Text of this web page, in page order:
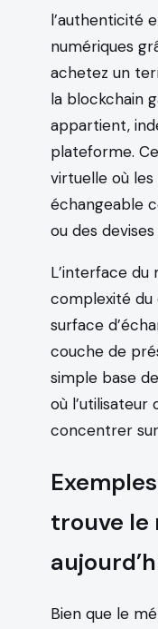
l’authenticité
numériques
achetez un
la blockchain
appartient,
plateforme.
virtuelle où
échangeable
ou des
L’interface
complexité
surface
couche de
simple base
où l’utilisateur
concentrer
trouve le
Bien que le